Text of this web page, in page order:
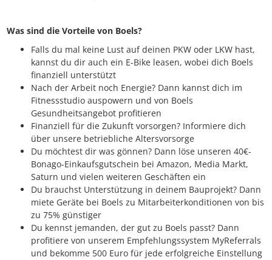
Was sind die Vorteile von Boels?
Falls du mal keine Lust auf deinen PKW oder LKW hast,
kannst du dir auch ein E-Bike leasen, wobei dich Boels
finanziell unterstützt
Nach der Arbeit noch Energie? Dann kannst dich im
Fitnessstudio auspowern und von Boels
Gesundheitsangebot profitieren
Finanziell für die Zukunft vorsorgen? Informiere dich
über unsere betriebliche Altersvorsorge
Du möchtest dir was gönnen? Dann löse unseren 40€-
Bonago-Einkaufsgutschein bei Amazon, Media Markt,
Saturn und vielen weiteren Geschäften ein
Du brauchst Unterstützung in deinem Bauprojekt? Dann
miete Geräte bei Boels zu Mitarbeiterkonditionen von bis
zu 75% günstiger
Du kennst jemanden, der gut zu Boels passt? Dann
profitiere von unserem Empfehlungssystem MyReferrals
und bekomme 500 Euro für jede erfolgreiche Einstellung